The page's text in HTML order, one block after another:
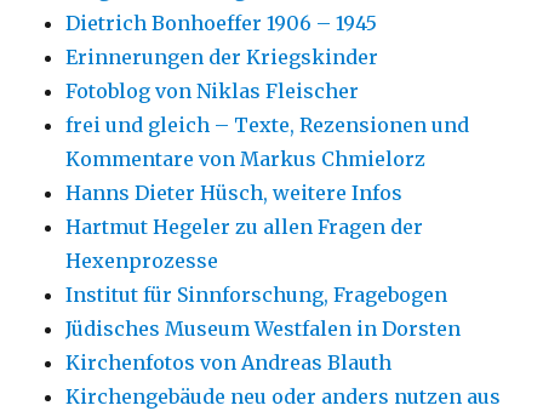
Dietrich Bonhoeffer 1906 – 1945
Erinnerungen der Kriegskinder
Fotoblog von Niklas Fleischer
frei und gleich – Texte, Rezensionen und
Kommentare von Markus Chmielorz
Hanns Dieter Hüsch, weitere Infos
Hartmut Hegeler zu allen Fragen der
Hexenprozesse
Institut für Sinnforschung, Fragebogen
Jüdisches Museum Westfalen in Dorsten
Kirchenfotos von Andreas Blauth
Kirchengebäude neu oder anders nutzen aus